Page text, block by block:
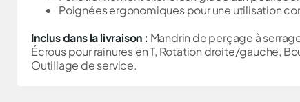
Poignées ergonomiques pour une utilisation
Inclus dans la livraison : Mandrin de perçage à
Écrous pour rainures en T, Rotation droite/gauche,
Outillage de service.